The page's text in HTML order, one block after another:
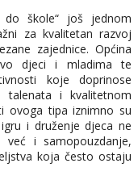
škole“ još jednom
za kvalitetan razvoj
zajednice. Općina
djeci i mladima te
koje doprinose
talenata i kvalitetnom
ovoga tipa iznimno su
i druženje djeca ne
već i samopouzdanje,
koja često ostaju